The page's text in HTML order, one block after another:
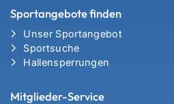
Sportangebote finden
Unser Sportangebot
Sportsuche
Hallensperrungen
Mitglieder-Service